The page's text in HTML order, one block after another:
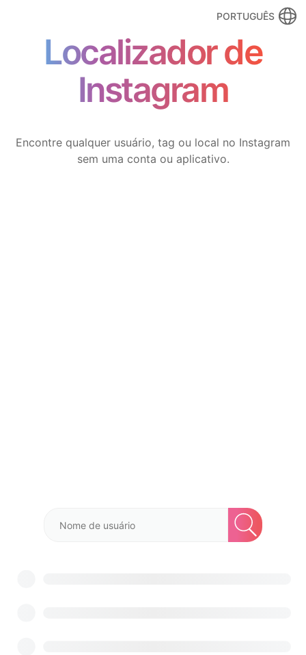
PORTUGUÊS
Localizador de
Instagram
Encontre qualquer usuário, tag ou local no Instagram
sem uma conta ou aplicativo.